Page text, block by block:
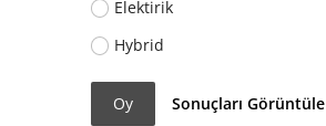
Elektirik
Hybrid
Oy Sonuçları Görüntüle